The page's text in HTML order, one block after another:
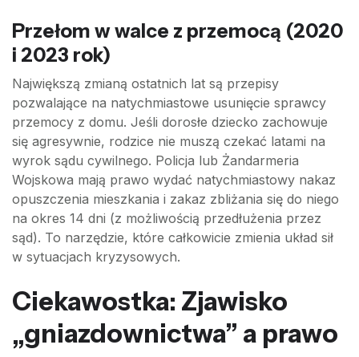
Przełom w walce z przemocą (2020
i 2023 rok)
Największą zmianą ostatnich lat są przepisy
pozwalające na natychmiastowe usunięcie sprawcy
przemocy z domu. Jeśli dorosłe dziecko zachowuje
się agresywnie, rodzice nie muszą czekać latami na
wyrok sądu cywilnego. Policja lub Żandarmeria
Wojskowa mają prawo wydać natychmiastowy nakaz
opuszczenia mieszkania i zakaz zbliżania się do niego
na okres 14 dni (z możliwością przedłużenia przez
sąd). To narzędzie, które całkowicie zmienia układ sił
w sytuacjach kryzysowych.
Ciekawostka: Zjawisko
„gniazdownictwa” a prawo